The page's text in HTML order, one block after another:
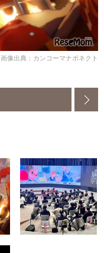
画像出典：カンコーマナボネクト